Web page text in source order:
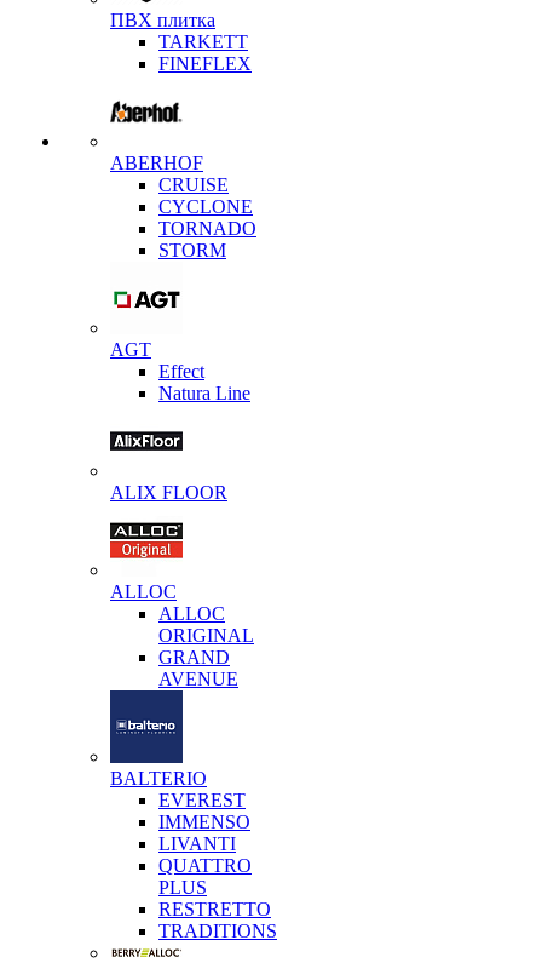
ПВХ плитка
TARKETT
FINEFLEX
ABERHOF
CRUISE
CYCLONE
TORNADO
STORM
AGT
Effect
Natura Line
ALIX FLOOR
ALLOC
ALLOC
ORIGINAL
GRAND
AVENUE
BALTERIO
EVEREST
IMMENSO
LIVANTI
QUATTRO
PLUS
RESTRETTO
TRADITIONS